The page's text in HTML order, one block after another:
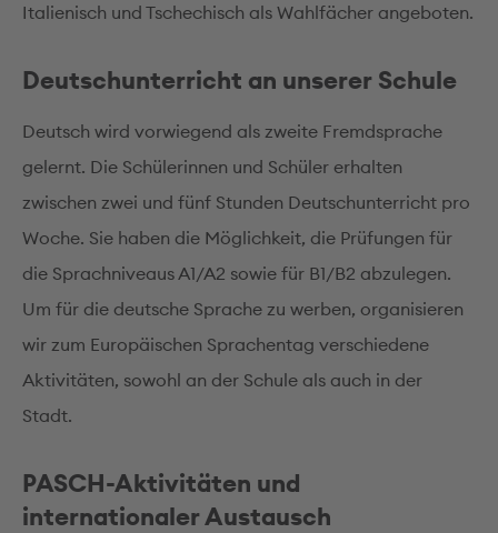
Italienisch und Tschechisch als Wahlfächer angeboten.
Deutschunterricht an unserer Schule
Deutsch wird vorwiegend als zweite Fremdsprache
gelernt. Die Schülerinnen und Schüler erhalten
zwischen zwei und fünf Stunden Deutschunterricht pro
Woche. Sie haben die Möglichkeit, die Prüfungen für
die Sprachniveaus A1/A2 sowie für B1/B2 abzulegen.
Um für die deutsche Sprache zu werben, organisieren
wir zum Europäischen Sprachentag verschiedene
Aktivitäten, sowohl an der Schule als auch in der
Stadt.
PASCH-Aktivitäten und
internationaler Austausch